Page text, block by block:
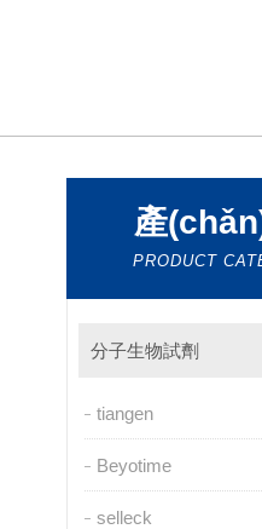
產
PRODUCT
分子生物試劑
tiangen
Beyotime
selleck